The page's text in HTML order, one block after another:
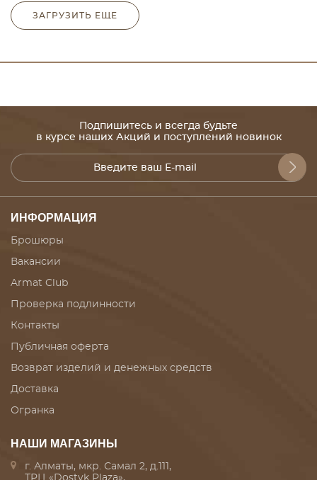
ЗАГРУЗИТЬ ЕЩЕ
Подпишитесь и всегда будьте
в курсе наших Акций и поступлений новинок
ИНФОРМАЦИЯ
Брошюры
Вакансии
Armat Club
Проверка подлинности
Контакты
Публичная оферта
Возврат изделий и денежных средств
Доставка
Огранка
НАШИ МАГАЗИНЫ
г. Алматы, мкр. Самал 2, д.111,
ТРЦ «Dostyk Plaza»,